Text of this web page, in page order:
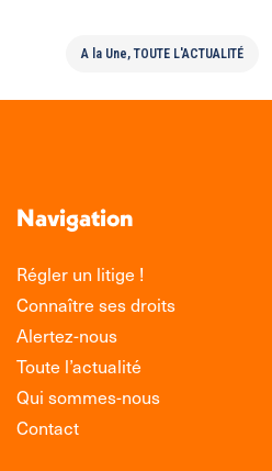
A la Une,TOUTE L'ACTUALITÉ
Navigation
Régler un litige !
Connaître ses droits
Alertez-nous
Toute l’actualité
Qui sommes-nous
Contact